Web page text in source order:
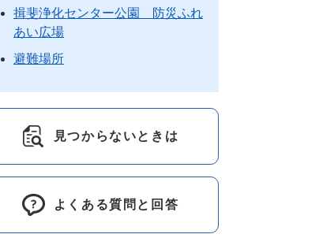
揖斐浄化センター公園 防災ふれ
あい広場
避難場所
見つからないときは
よくある質問と回答